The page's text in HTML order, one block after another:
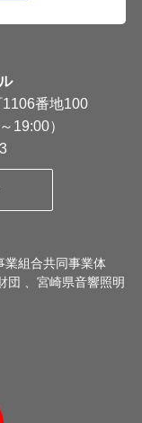
番地100
19:00）
業組合共同事業体
団 、宮崎県音響照明